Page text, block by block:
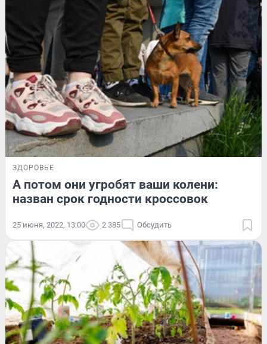
ЗДОРОВЬЕ
А потом они угробят ваши колени:
назван срок годности кроссовок
25 июня, 2022, 13:00 2 385 Обсудить